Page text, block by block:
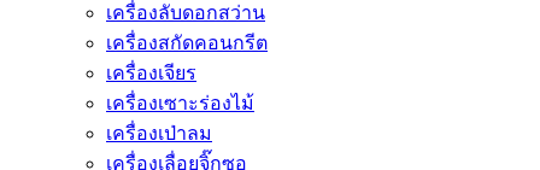
เครื่องลับดอกสว่าน
เครื่องสกัดคอนกรีต
เครื่องเจียร
เครื่องเซาะร่องไม้
เครื่องเป่าลม
เครื่องเลื่อยจิ๊กซอ